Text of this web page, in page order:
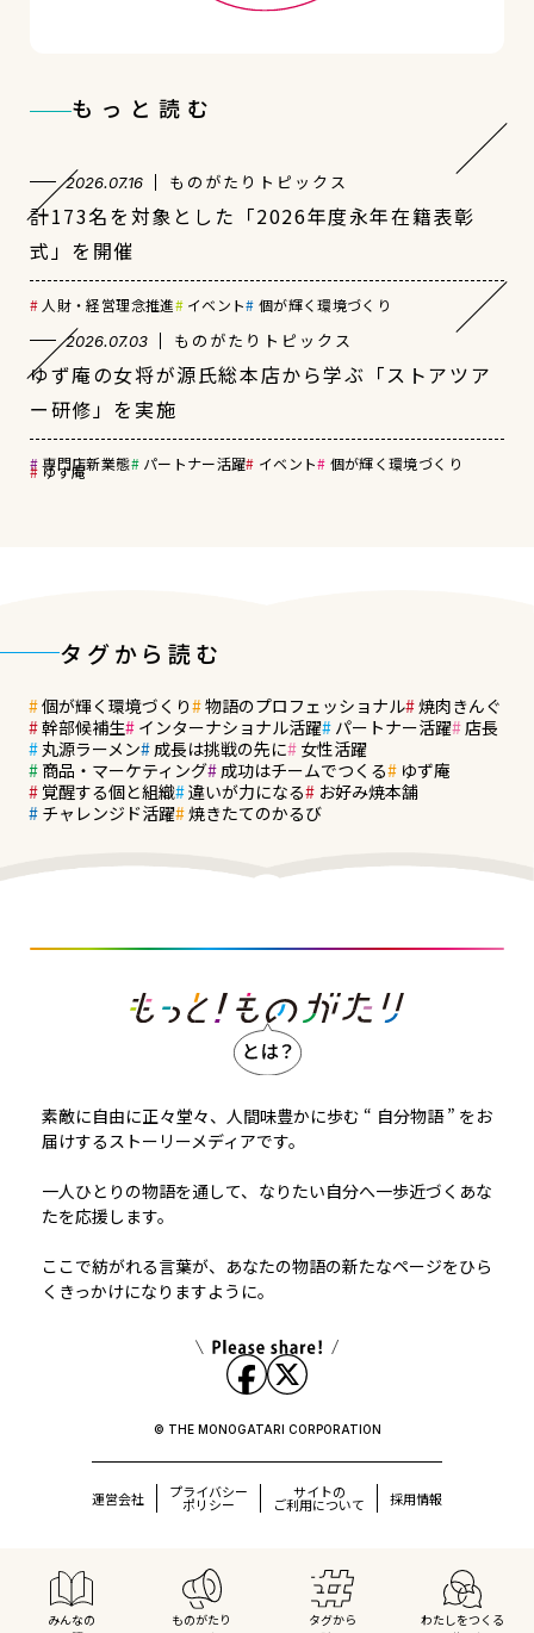
もっと読む
2026.07.16 ものがたりトピックス
計173名を対象とした「2026年度永年在籍表彰
式」を開催
人財・経営理念推進 イベント 個が輝く環境づくり
2026.07.03 ものがたりトピックス
ゆず庵の女将が源氏総本店から学ぶ「ストアツア
ー研修」を実施
専門店新業態 パートナー活躍 イベント 個が輝く環境づくり
ゆず庵
タグから読む
個が輝く環境づくり 物語のプロフェッショナル 焼肉きんぐ
幹部候補生 インターナショナル活躍 パートナー活躍 店長
丸源ラーメン 成長は挑戦の先に
女性活躍
商品・マーケティング 成功はチームでつくる
ゆず庵
覚醒する個と組織 違いが力になる
お好み焼本舗
チャレンジド活躍 焼きたてのかるび
素敵に自由に正々堂々、人間味豊かに歩む “ 自分物語 ” をお
届けするストーリーメディアです。
一人ひとりの物語を通して、なりたい自分へ一歩近づくあな
たを応援します。
ここで紡がれる言葉が、あなたの物語の新たなページをひら
くきっかけになりますように。
© THE MONOGATARI CORPORATION
運営会社 プライバシー
ポリシー
サイトの
ご利用について 採用情報
みんなの
ものがたり
タグから
わたしをつくる